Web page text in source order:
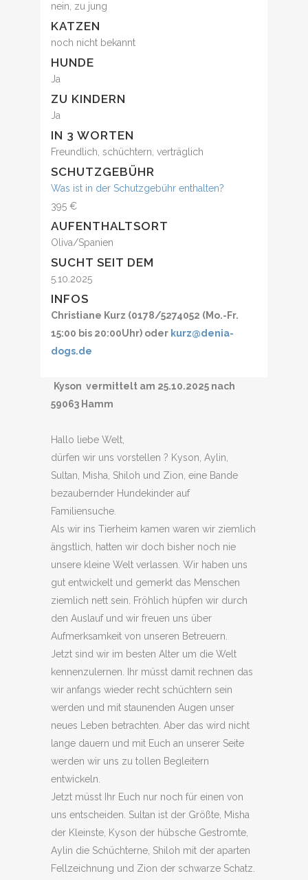
nein, zu jung
KATZEN
noch nicht bekannt
HUNDE
Ja
ZU KINDERN
Ja
IN 3 WORTEN
Freundlich, schüchtern, verträglich
SCHUTZGEBÜHR
Was ist in der Schutzgebühr enthalten?
395 €
AUFENTHALTSORT
Oliva/Spanien
SUCHT SEIT DEM
5.10.2025
INFOS
Christiane Kurz (0178/5274052 (Mo.-Fr.
15:00 bis 20:00Uhr) oder kurz@denia-
dogs.de
Kyson vermittelt am 25.10.2025 nach
59063 Hamm
Hallo liebe Welt,
dürfen wir uns vorstellen ? Kyson, Aylin,
Sultan, Misha, Shiloh und Zion, eine Bande
bezaubernder Hundekinder auf
Familiensuche.
Als wir ins Tierheim kamen waren wir ziemlich
ängstlich, hatten wir doch bisher noch nie
unsere kleine Welt verlassen. Wir haben uns
gut entwickelt und gemerkt das Menschen
ziemlich nett sein. Fröhlich hüpfen wir durch
den Auslauf und wir freuen uns über
Aufmerksamkeit von unseren Betreuern.
Jetzt sind wir im besten Alter um die Welt
kennenzulernen. Ihr müsst damit rechnen das
wir anfangs wieder recht schüchtern sein
werden und mit staunenden Augen unser
neues Leben betrachten. Aber das wird nicht
lange dauern und mit Euch an unserer Seite
werden wir uns zu tollen Begleitern
entwickeln.
Jetzt müsst Ihr Euch nur noch für einen von
uns entscheiden. Sultan ist der Größte, Misha
der Kleinste, Kyson der hübsche Gestromte,
Aylin die Schüchterne, Shiloh mit der aparten
Fellzeichnung und Zion der schwarze Schatz.